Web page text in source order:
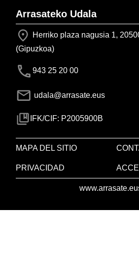
Arrasateko Udala
Herriko plaza nagusia 1,
(Gipuzkoa)
943 25 20 00
udala@arrasate.eus
IFK/CIF: P2005900B
MAPA DEL SITIO
PRIVACIDAD